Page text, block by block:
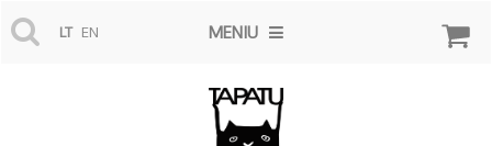
LT EN MENIU